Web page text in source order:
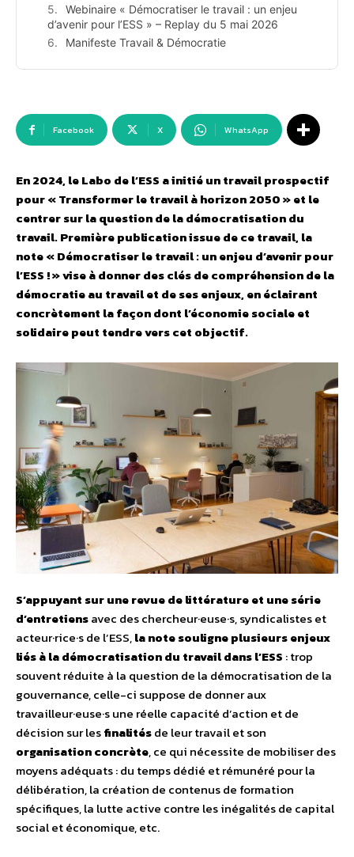
Webinaire « Démocratiser le travail : un enjeu
d’avenir pour l’ESS » – Replay du 5 mai 2026
Manifeste Travail & Démocratie
Facebook X WhatsApp
En 2024, le Labo de l’ESS a initié un travail prospectif
pour « Transformer le travail à horizon 2050 » et le
centrer sur la question de la démocratisation du
travail. Première publication issue de ce travail, la
note « Démocratiser le travail : un enjeu d’avenir pour
l’ESS ! » vise à donner des clés de compréhension de la
démocratie au travail et de ses enjeux, en éclairant
concrètement la façon dont l’économie sociale et
solidaire peut tendre vers cet objectif.
S’appuyant sur une revue de littérature et une série
d’entretiensavec des chercheur·euse·s, syndicalistes et
acteur·rice·s de l’ESS,la note souligne plusieurs enjeux
liés à la démocratisation du travail dans l’ESS : trop
souvent réduite à la question de la démocratisation de la
gouvernance, celle-ci suppose de donner aux
travailleur·euse·s une réelle capacité d’action et de
décision sur lesfinalitésde leur travail et son
organisation concrète, ce qui nécessite de mobiliser des
moyens adéquats : du temps dédié et rémunéré pour la
délibération, la création de contenus de formation
spécifiques, la lutte active contre les inégalités de capital
social et économique, etc.